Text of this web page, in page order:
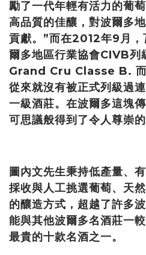
勵了一代年輕有活力的葡
高品質的佳釀，對波爾多
貢獻。”而在2012年9月，
爾多地區行業協會CIVB
Grand Cru Classe B. 而
從來就沒有被正式列級過
一級酒莊。在波爾多這塊
可思議般得到了令人尊崇的
圖內文先生秉持低產量、
採收與人工挑選葡萄、天
的釀造方式，超越了許多
能與其他波爾多名酒莊一
最貴的十款名酒之一。